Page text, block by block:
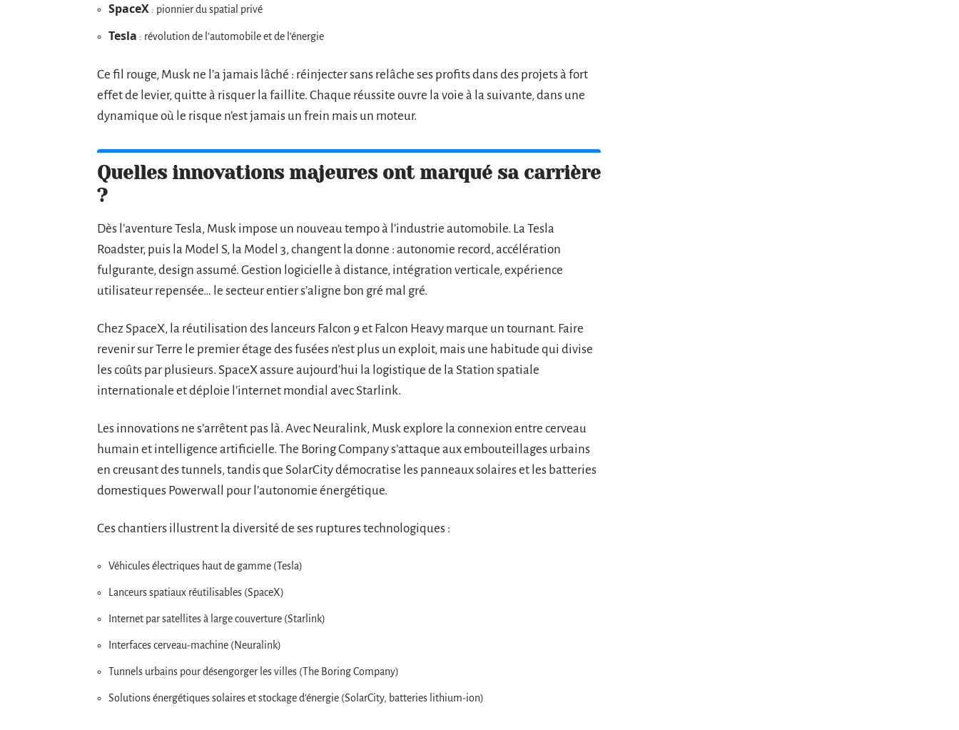
SpaceX : pionnier du spatial privé
Tesla : révolution de l’automobile et de l’énergie
Ce fil rouge, Musk ne l’a jamais lâché : réinjecter sans relâche ses profits dans des projets à fort
effet de levier, quitte à risquer la faillite. Chaque réussite ouvre la voie à la suivante, dans une
dynamique où le risque n’est jamais un frein mais un moteur.
Quelles innovations majeures ont marqué sa carrière
?
Dès l’aventure Tesla, Musk impose un nouveau tempo à l’industrie automobile. La Tesla
Roadster, puis la Model S, la Model 3, changent la donne : autonomie record, accélération
fulgurante, design assumé. Gestion logicielle à distance, intégration verticale, expérience
utilisateur repensée… le secteur entier s’aligne bon gré mal gré.
Chez SpaceX, la réutilisation des lanceurs Falcon 9 et Falcon Heavy marque un tournant. Faire
revenir sur Terre le premier étage des fusées n’est plus un exploit, mais une habitude qui divise
les coûts par plusieurs. SpaceX assure aujourd’hui la logistique de la Station spatiale
internationale et déploie l’internet mondial avec Starlink.
Les innovations ne s’arrêtent pas là. Avec Neuralink, Musk explore la connexion entre cerveau
humain et intelligence artificielle. The Boring Company s’attaque aux embouteillages urbains
en creusant des tunnels, tandis que SolarCity démocratise les panneaux solaires et les batteries
domestiques Powerwall pour l’autonomie énergétique.
Ces chantiers illustrent la diversité de ses ruptures technologiques :
Véhicules électriques haut de gamme (Tesla)
Lanceurs spatiaux réutilisables (SpaceX)
Internet par satellites à large couverture (Starlink)
Interfaces cerveau-machine (Neuralink)
Tunnels urbains pour désengorger les villes (The Boring Company)
Solutions énergétiques solaires et stockage d’énergie (SolarCity, batteries lithium-ion)